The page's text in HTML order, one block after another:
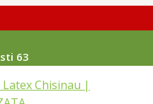
63